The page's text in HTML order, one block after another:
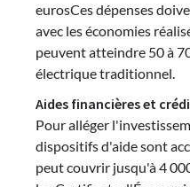
eurosCes dépenses
avec les économies
peuvent atteindre 50 à
électrique traditionnel.
Aides financières et
Pour alléger
dispositifs d'aide sont
peut couvrir jusqu'à 4